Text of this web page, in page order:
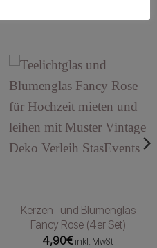
Kerzen- und Blumenglas
Fancy Rose (4er Set)
4,90€ inkl. MwSt